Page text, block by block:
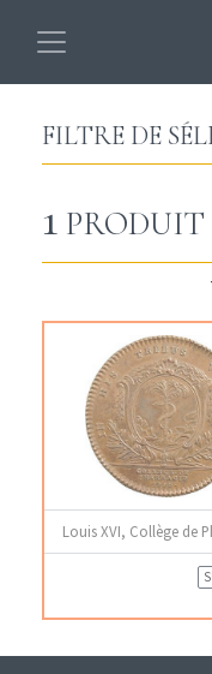
FILTRE DE
1 PRODUIT
Louis XVI, Collège de